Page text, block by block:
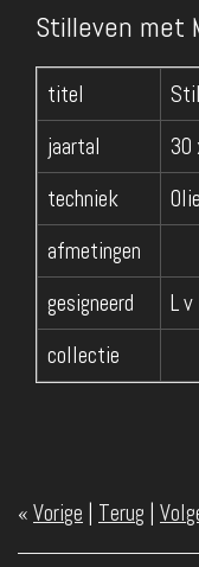
Stilleven met
titel
jaartal
30
techniek
afmetingen
gesigneerd
L
collectie
« Vorige | Terug |